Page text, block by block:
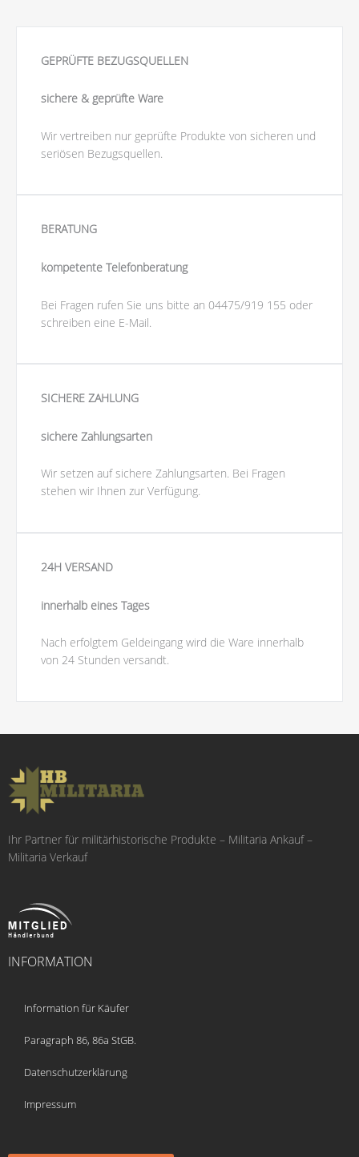
e
h
n
GEPRÜFTE BEZUGSQUELLEN
sichere & geprüfte Ware
Wir vertreiben nur geprüfte Produkte von sicheren und
seriösen Bezugsquellen.
BERATUNG
kompetente Telefonberatung
Bei Fragen rufen Sie uns bitte an 04475/919 155 oder
schreiben eine E-Mail.
SICHERE ZAHLUNG
sichere Zahlungsarten
Wir setzen auf sichere Zahlungsarten. Bei Fragen
stehen wir Ihnen zur Verfügung.
24H VERSAND
innerhalb eines Tages
Nach erfolgtem Geldeingang wird die Ware innerhalb
von 24 Stunden versandt.
Ihr Partner für militärhistorische Produkte – Militaria Ankauf –
Militaria Verkauf
INFORMATION
Information für Käufer
Paragraph 86, 86a StGB.
Datenschutzerklärung
Impressum